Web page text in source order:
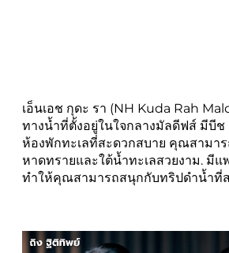
เอ็นเอช กุดะ รา (NH Kuda Rah
ทางน้ำที่ตั้งอยู่ในใจกลางมัลดีฟส์ มีบีช
ห้องพักทะเลที่สะดวกสบาย คุณสามา
หาดทรายและใต้น้ำทะเลสวยงาม. มี
ทำให้คุณสามารถสนุกกับทริปดำน้ำที่